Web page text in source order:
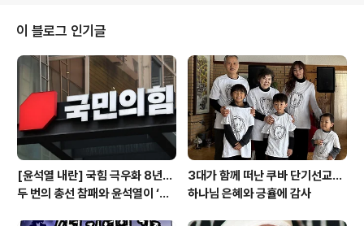
가진 후 회무처리 순으로 진행됐다. 부노회장 김치길 목사
(빌라델비아장로교회 담임) 사회로 드린 개회예배는 최성
은 목사(중앙장로교회 담임)가 기도하고 노회장 김혁기 목
사가 이사야서 40장 27~31절과 49장 14~15절을 본문
으로 ‘야곱의 하나님, 시온의 하나님’이라는 제목으로 말씀
을 전했다. 예배는 유윤호 목..
이 블로그 인기글
[윤석열 내란] 국힘 극우화 8년…
두 번의 총선 참패와 윤석열이 ‘폭
3대가 함께 떠난 쿠바 단기선교...
하나님 은혜와 긍휼에 감사